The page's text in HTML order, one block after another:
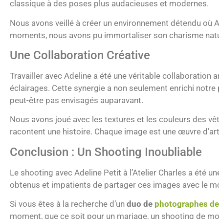
classique à des poses plus audacieuses et modernes.
Nous avons veillé à créer un environnement détendu où
moments, nous avons pu immortaliser son charisme
Une Collaboration Créative
Travailler avec Adeline a été une véritable
éclairages. Cette synergie a non seulement enrichi notre
peut-être pas envisagés auparavant.
Nous avons joué avec les textures et les couleurs des
racontent une histoire. Chaque image est une œuvre
Conclusion : Un Shooting Inoubliable
Le shooting avec Adeline Petit à l’Atelier Charles a été
obtenus et impatients de partager ces images avec le
Si vous êtes à la recherche d’un duo de photographes
moment, que ce soit pour un mariage, un shooting de